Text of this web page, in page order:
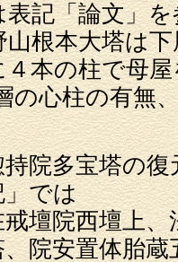
表記「論文」
根本大塔は
４本の柱で母
の心柱の有無
院多宝塔の復
」では
壇院西壇上
院安置体胎蔵